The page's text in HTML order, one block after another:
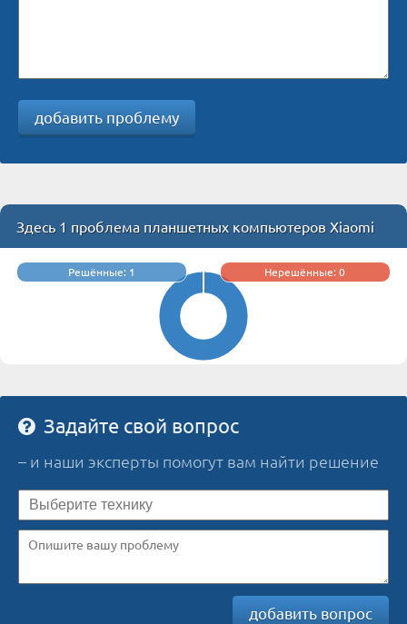
добавить проблему
Здесь 1 проблема планшетных компьютеров Xiaomi
Решённые: 1 Нерешённые: 0
Задайте свой вопрос
– и наши эксперты помогут вам найти решение
добавить вопрос